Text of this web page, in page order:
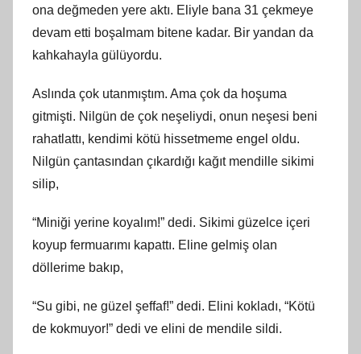
ona değmeden yere aktı. Eliyle bana 31 çekmeye
devam etti boşalmam bitene kadar. Bir yandan da
kahkahayla gülüyordu.
Aslında çok utanmıştım. Ama çok da hoşuma
gitmişti. Nilgün de çok neşeliydi, onun neşesi beni
rahatlattı, kendimi kötü hissetmeme engel oldu.
Nilgün çantasından çıkardığı kağıt mendille sikimi
silip,
“Miniği yerine koyalım!” dedi. Sikimi güzelce içeri
koyup fermuarımı kapattı. Eline gelmiş olan
döllerime bakıp,
“Su gibi, ne güzel şeffaf!” dedi. Elini kokladı, “Kötü
de kokmuyor!” dedi ve elini de mendile sildi.